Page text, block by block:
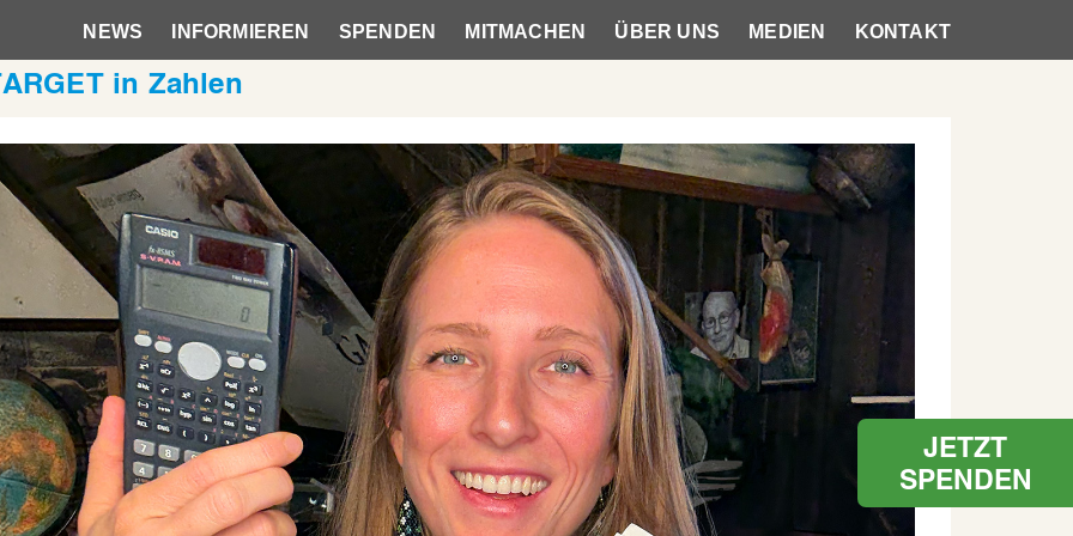
Hauptnavigation
NEWS INFORMIEREN SPENDEN MITMACHEN ÜBER UNS MEDIEN KONTAKT
JETZT
SPENDEN
in Zahlen